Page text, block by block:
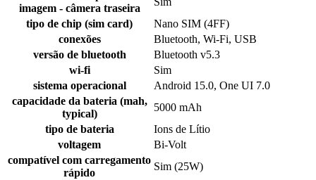
imagem - câmera traseira
tipo de chip (sim card)
Nano SIM (4FF)
conexões
Bluetooth, Wi-Fi, USB
versão de bluetooth
Bluetooth v5.3
wi-fi
Sim
sistema operacional
Android 15.0, One UI 7.0
capacidade da bateria (mah,
typical)
5000 mAh
tipo de bateria
Ions de Lítio
voltagem
Bi-Volt
compatível com carregamento
rápido
Sim (25W)